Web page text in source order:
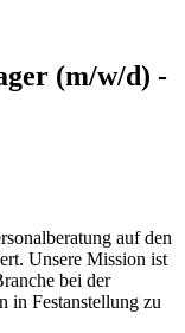
(m/w/d) -
auf den
Unsere Mission ist
bei der
in Festanstellung zu